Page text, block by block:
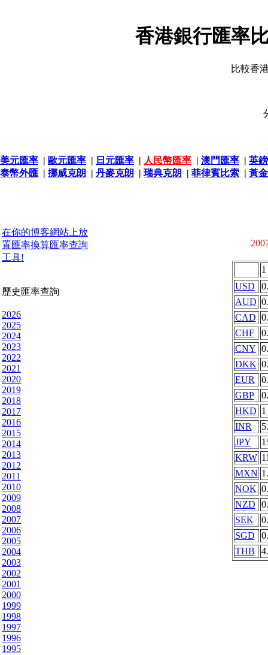
香港銀行匯率
比較香
美元匯率 | 歐元匯率 | 日元匯率 | 人民幣匯率 | 澳門匯率 | 英
泰幣外匯 | 挪威克朗 | 丹麥克朗 | 瑞典克朗 | 菲律賓比索 | 黃
在你的博客網站上放
置匯率換算匯率查詢
工具!
歷史匯率查詢
2026
2025
2024
2023
2022
2021
2020
2019
2018
2017
2016
2015
2014
2013
2012
2011
2010
2009
2008
2007
2006
2005
2004
2003
2002
2001
2000
1999
1998
1997
1996
1995
1
USD
AUD
CAD
CHF
CNY
DKK
EUR
GBP
HKD 1
INR
JPY
KRW
MXN
NOK
NZD
SEK
SGD
THB